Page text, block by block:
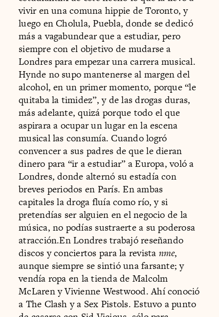
vivir en una comuna hippie de Toronto, y
luego en Cholula, Puebla, donde se dedicó
más a vagabundear que a estudiar, pero
siempre con el objetivo de mudarse a
Londres para empezar una carrera musical.
Hynde no supo mantenerse al margen del
alcohol, en un primer momento, porque “le
quitaba la timidez”, y de las drogas duras,
más adelante, quizá porque todo el que
aspirara a ocupar un lugar en la escena
musical las consumía. Cuando logró
convencer a sus padres de que le dieran
dinero para “ir a estudiar” a Europa, voló a
Londres, donde alternó su estadía con
breves periodos en París. En ambas
capitales la droga fluía como río, y si
pretendías ser alguien en el negocio de la
música, no podías sustraerte a su poderosa
atracción.En Londres trabajó reseñando
discos y conciertos para la revista nme,
aunque siempre se sintió una farsante; y
vendía ropa en la tienda de Malcolm
McLaren y Vivienne Westwood. Ahí conoció
a The Clash y a Sex Pistols. Estuvo a punto